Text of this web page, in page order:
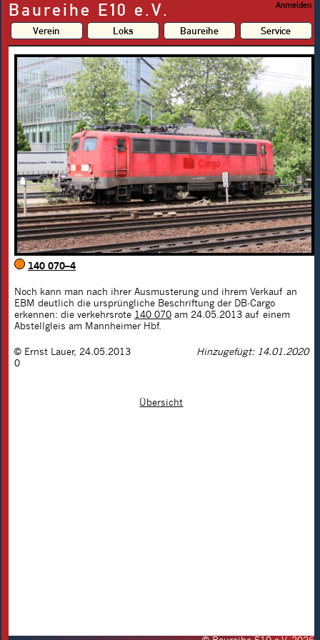
Baureihe E10 e.V. Anmelden
Verein Loks Baureihe Service
140 070–4
Noch kann man nach ihrer Ausmusterung und ihrem Verkauf an
EBM deutlich die ursprüngliche Beschriftung der DB-Cargo
erkennen: die verkehrsrote 140 070 am 24.05.2013 auf einem
Abstellgleis am Mannheimer Hbf.
© Ernst Lauer, 24.05.2013
Hinzugefügt: 14.01.2020
0
Übersicht